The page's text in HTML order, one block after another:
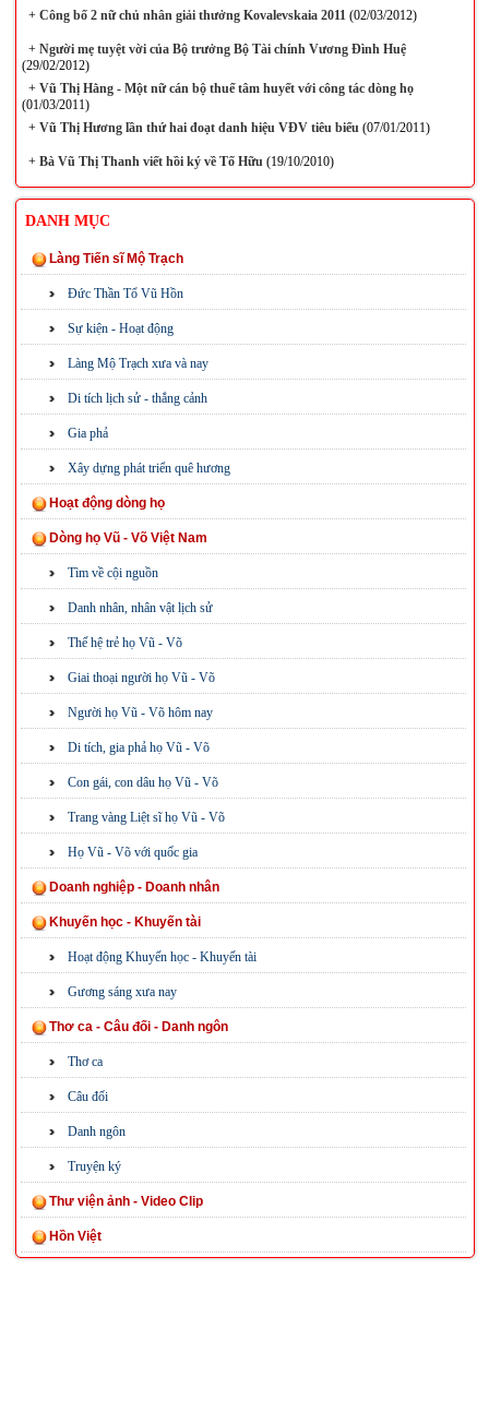
+Công bố 2 nữ chủ nhân giải thưởng Kovalevskaia 2011(02/03/2012)
+Người mẹ tuyệt vời của Bộ trưởng Bộ Tài chính Vương Đình Huệ
(29/02/2012)
+Vũ Thị Hằng - Một nữ cán bộ thuế tâm huyết với công tác dòng họ
(01/03/2011)
+Vũ Thị Hương lần thứ hai đoạt danh hiệu VĐV tiêu biểu(07/01/2011)
+Bà Vũ Thị Thanh viết hồi ký về Tố Hữu(19/10/2010)
DANH MỤC
Làng Tiến sĩ Mộ Trạch
Đức Thần Tổ Vũ Hồn
Sự kiện - Hoạt động
Làng Mộ Trạch xưa và nay
Di tích lịch sử - thắng cảnh
Gia phả
Xây dựng phát triển quê hương
Hoạt động dòng họ
Dòng họ Vũ - Võ Việt Nam
Tìm về cội nguồn
Danh nhân, nhân vật lịch sử
Thế hệ trẻ họ Vũ - Võ
Giai thoại người họ Vũ - Võ
Người họ Vũ - Võ hôm nay
Di tích, gia phả họ Vũ - Võ
Con gái, con dâu họ Vũ - Võ
Trang vàng Liệt sĩ họ Vũ - Võ
Họ Vũ - Võ với quốc gia
Doanh nghiệp - Doanh nhân
Khuyến học - Khuyến tài
Hoạt động Khuyến học - Khuyến tài
Gương sáng xưa nay
Thơ ca - Câu đối - Danh ngôn
Thơ ca
Câu đối
Danh ngôn
Truyện ký
Thư viện ảnh - Video Clip
Hồn Việt